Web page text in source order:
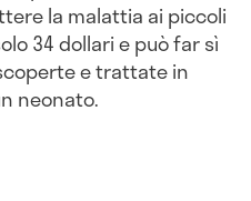
la malattia ai piccoli
34 dollari e può far sì
e trattate in
neonato.